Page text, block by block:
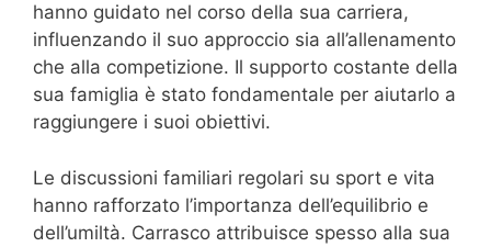
hanno guidato nel corso della sua carriera,
influenzando il suo approccio sia all’allenamento
che alla competizione. Il supporto costante della
sua famiglia è stato fondamentale per aiutarlo a
raggiungere i suoi obiettivi.
Le discussioni familiari regolari su sport e vita
hanno rafforzato l’importanza dell’equilibrio e
dell’umiltà. Carrasco attribuisce spesso alla sua